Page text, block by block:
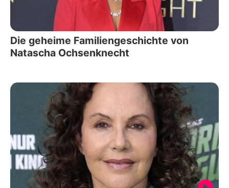
Die geheime Familiengeschichte von
Natascha Ochsenknecht